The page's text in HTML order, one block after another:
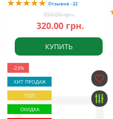
Отзывов - 22
350.00 грн.
320.00 грн.
КУПИТЬ
-23%
ХИТ ПРОДАЖ
ТОП
СКИДКА